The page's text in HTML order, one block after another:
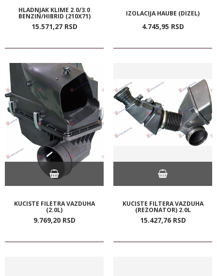
HLADNJAK KLIME 2.0/3.0
BENZIN/HIBRID (210X71)
15.571,27 RSD
IZOLACIJA HAUBE (DIZEL)
4.745,95 RSD
KUCISTE FILETRA VAZDUHA
(2.0L)
9.769,20 RSD
KUCISTE FILTERA VAZDUHA
(REZONATOR) 2.0L
15.427,76 RSD